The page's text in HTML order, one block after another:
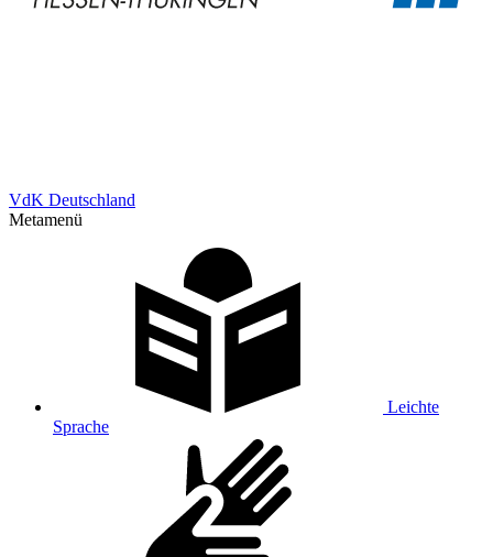
VdK Deutschland
Metamenü
Leichte
Sprache